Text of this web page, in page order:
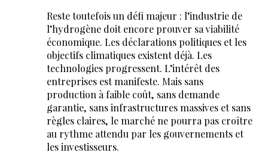
Reste toutefois un défi majeur : l’industrie de
l’hydrogène doit encore prouver sa viabilité
économique. Les déclarations politiques et les
objectifs climatiques existent déjà. Les
technologies progressent. L’intérêt des
entreprises est manifeste. Mais sans
production à faible coût, sans demande
garantie, sans infrastructures massives et sans
règles claires, le marché ne pourra pas croître
au rythme attendu par les gouvernements et
les investisseurs.